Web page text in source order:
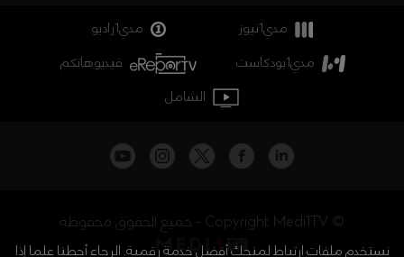
مدي1نيوز
مدي1راديو
مدي1بودكاست
فيديوهاتكم
الشامل
جميع الحقوق محفوظة - Copyright Medi1TV ©
نستخدم ملفات ارتباط لمنحك أفضل خدمة رقمية. الرجاء أحطنا علما إذا